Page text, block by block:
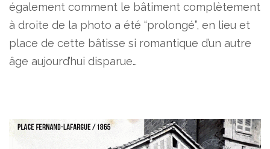
également comment le bâtiment complètement
à droite de la photo a été “prolongé”, en lieu et
place de cette bâtisse si romantique d’un autre
âge aujourd’hui disparue…